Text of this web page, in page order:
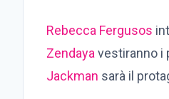
Rebecca Fergusos
Zendayavestiranno i
Jackman sarà il